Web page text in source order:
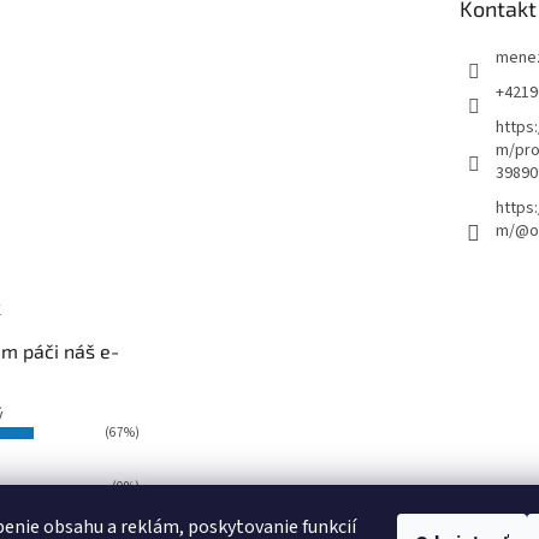
obsahu a reklám, poskytovanie funkcií
Kontakt
m/
m/
páči náš e-
(67%)
(0%)